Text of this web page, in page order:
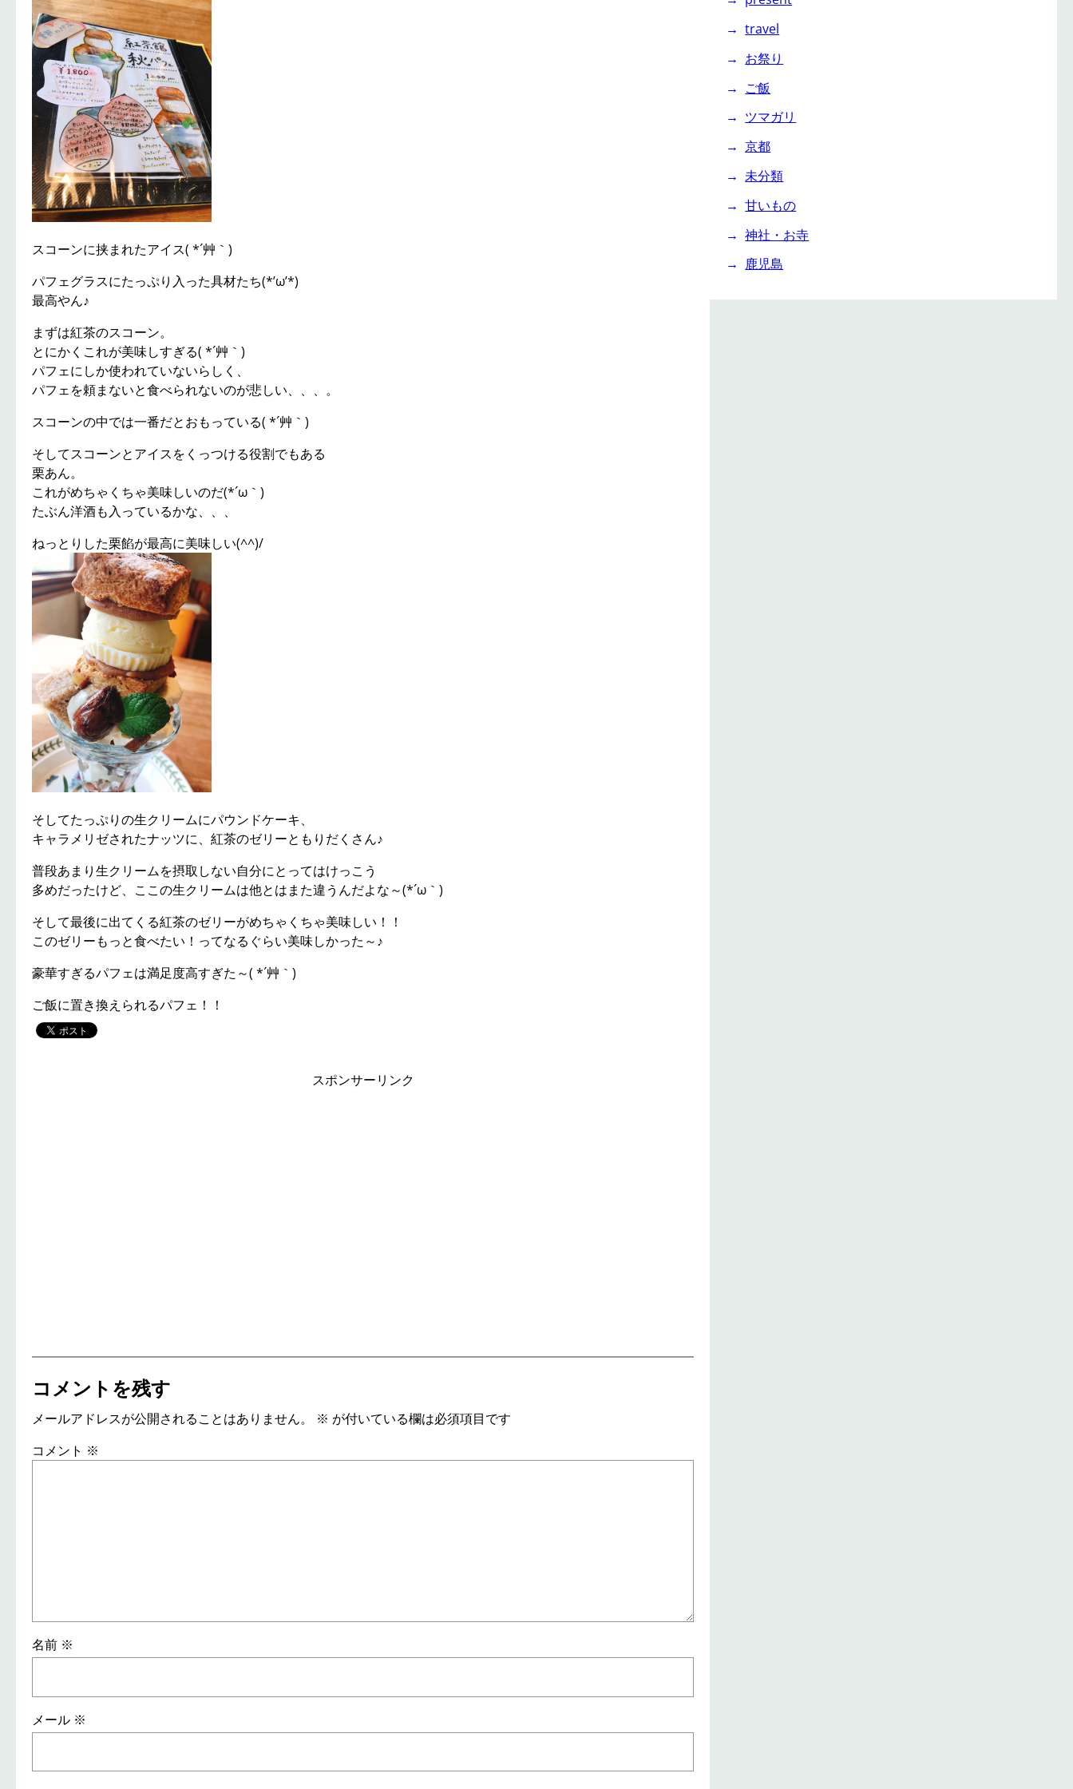
スコーンに挟まれたアイス( *´艸｀)
パフェグラスにたっぷり入った具材たち(*’ω’*)
最高やん♪
まずは紅茶のスコーン。
とにかくこれが美味しすぎる( *´艸｀)
パフェにしか使われていないらしく、
パフェを頼まないと食べられないのが悲しい、、、。
スコーンの中では一番だとおもっている( *´艸｀)
そしてスコーンとアイスをくっつける役割でもある
栗あん。
これがめちゃくちゃ美味しいのだ(*´ω｀)
たぶん洋酒も入っているかな、、、
ねっとりした栗餡が最高に美味しい(^^)/
そしてたっぷりの生クリームにパウンドケーキ、
キャラメリゼされたナッツに、紅茶のゼリーともりだくさん♪
普段あまり生クリームを摂取しない自分にとってはけっこう
多めだったけど、ここの生クリームは他とはまた違うんだよな～(*´ω｀)
そして最後に出てくる紅茶のゼリーがめちゃくちゃ美味しい！！
このゼリーもっと食べたい！ってなるぐらい美味しかった～♪
豪華すぎるパフェは満足度高すぎた～( *´艸｀)
ご飯に置き換えられるパフェ！！
スポンサーリンク
コメントを残す
メールアドレスが公開されることはありません。 ※ が付いている欄は必須項目です
コメント ※
名前 ※
メール ※
travel
お祭り
ご飯
ツマガリ
京都
未分類
甘いもの
神社・お寺
鹿児島